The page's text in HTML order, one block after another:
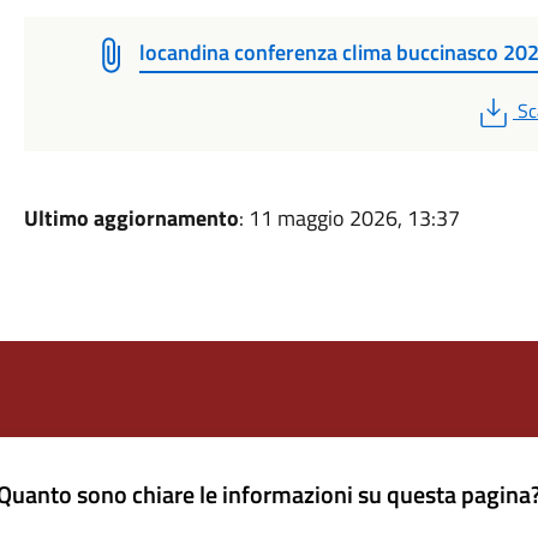
locandina conferenza clima buccinasco
Ultimo aggiornamento: 11 maggio 2026, 13:37
sono chiare le informazioni su questa